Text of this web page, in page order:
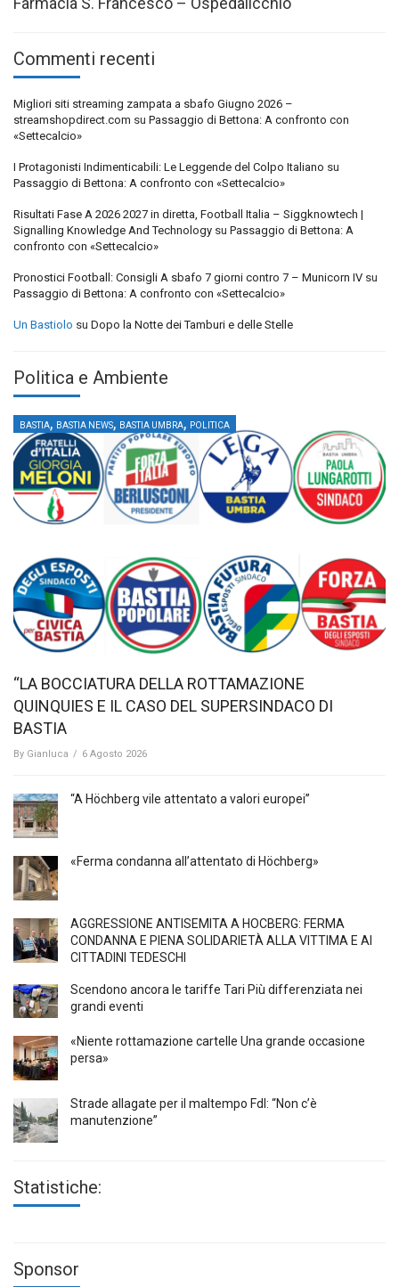
Commenti recenti
Migliori siti streaming zampata a sbafo Giugno 2026 –
streamshopdirect.com su Passaggio di Bettona: A confronto con
«Settecalcio»
I Protagonisti Indimenticabili: Le Leggende del Colpo Italiano su
Passaggio di Bettona: A confronto con «Settecalcio»
Risultati Fase A 2026 2027 in diretta, Football Italia – Siggknowtech |
Signalling Knowledge And Technology su Passaggio di Bettona: A
confronto con «Settecalcio»
Pronostici Football: Consigli A sbafo 7 giorni contro 7 – Municorn IV su
Passaggio di Bettona: A confronto con «Settecalcio»
Un Bastiolo su Dopo la Notte dei Tamburi e delle Stelle
Politica e Ambiente
BASTIA, BASTIA NEWS, BASTIA UMBRA, POLITICA
“LA BOCCIATURA DELLA ROTTAMAZIONE
QUINQUIES E IL CASO DEL SUPERSINDACO DI
BASTIA
By Gianluca / 6 Agosto 2026
“A Höchberg vile attentato a valori europei”
«Ferma condanna all’attentato di Höchberg»
AGGRESSIONE ANTISEMITA A HÖCBERG: FERMA
CONDANNA E PIENA SOLIDARIETÀ ALLA VITTIMA E AI
CITTADINI TEDESCHI
Scendono ancora le tariffe Tari Più differenziata nei
grandi eventi
«Niente rottamazione cartelle Una grande occasione
persa»
Strade allagate per il maltempo FdI: “Non c’è
manutenzione”
Statistiche:
Sponsor